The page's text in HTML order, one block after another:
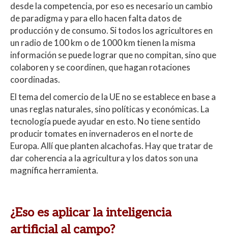
desde la competencia, por eso es necesario un cambio
de paradigma y para ello hacen falta datos de
producción y de consumo. Si todos los agricultores en
un radio de 100 km o de 1000 km tienen la misma
información se puede lograr que no compitan, sino que
colaboren y se coordinen, que hagan rotaciones
coordinadas.
El tema del comercio de la UE no se establece en base a
unas reglas naturales, sino políticas y económicas. La
tecnología puede ayudar en esto. No tiene sentido
producir tomates en invernaderos en el norte de
Europa. Allí que planten alcachofas. Hay que tratar de
dar coherencia a la agricultura y los datos son una
magnífica herramienta.
¿Eso es aplicar la inteligencia
artificial al campo?